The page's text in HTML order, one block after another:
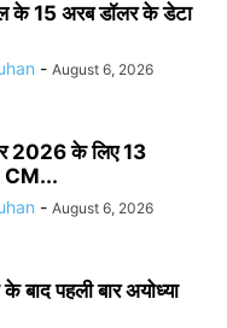
के 15 अरब डॉलर के डेटा
- August 6, 2026
2026 के लिए 13
CM...
- August 6, 2026
बाद पहली बार अयोध्या